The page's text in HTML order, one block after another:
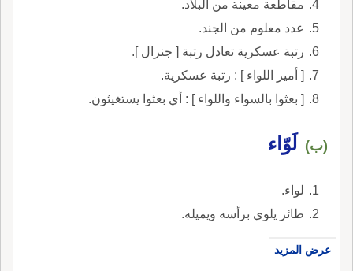
مقاطعة معينة من البلاد.
عدد معلوم من الجند.
رتبة عسكرية تعادل رتبة [ جنرال ].
[ أمير اللواء ] : رتبة عسكرية.
[ بعثوا بالسواء واللواء ] : أي بعثوا يستغيثون.
(ب) لَوّاء
لواء.
طائر يلوي برأسه ويميله.
عرض المزيد